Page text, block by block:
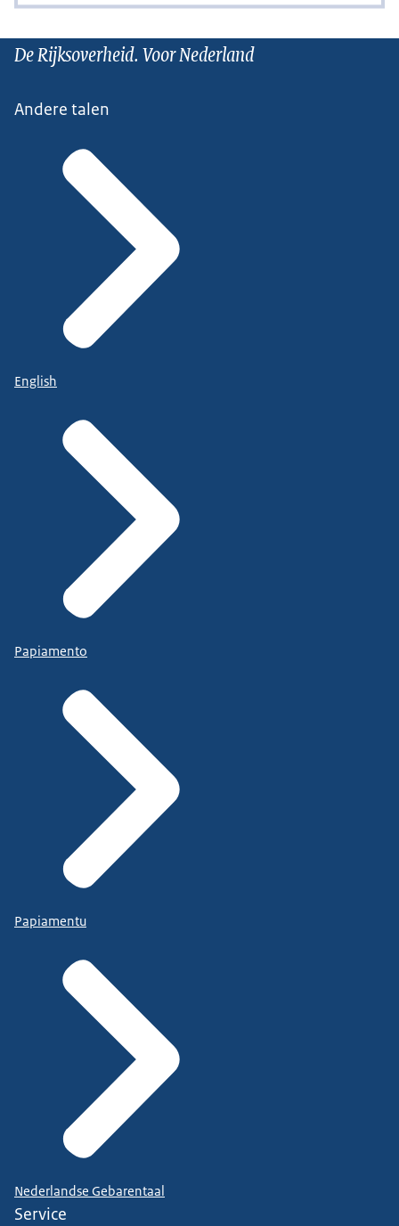
De Rijksoverheid. Voor Nederland
Andere talen
English
Papiamento
Papiamentu
Nederlandse Gebarentaal
Service